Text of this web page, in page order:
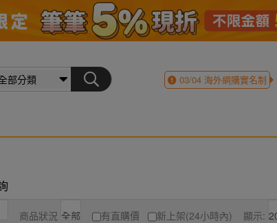
03/04海外網購實名制
商品狀況 有直購價 新上架(24小時內) 顯示: